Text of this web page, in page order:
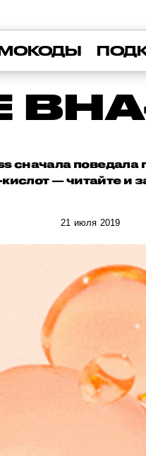
сначала поведала
— читайте и
21 июля 2019